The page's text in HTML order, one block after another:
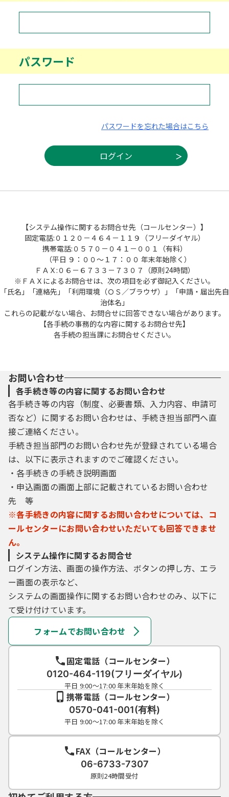
パスワード
パスワードを忘れた場合はこちら
【システム操作に関するお問合せ先（コールセンター）】
固定電話:０１２０－４６４－１１９（フリーダイヤル）
携帯電話:０５７０－０４１－００１（有料）
（平日 ９：００～１７：００ 年末年始除く）
ＦＡＸ:０６－６７３３－７３０７（原則24時間）
※ＦＡＸによるお問合せは、次の項目を必ず御記入ください。
「氏名」「連絡先」「利用環境（ＯＳ／ブラウザ）」「申請・届出先自
治体名」
これらの記載がない場合、お問合せに回答できない場合があります。
【各手続の事務的な内容に関するお問合せ先】
各手続の担当課にお問合せください。
お問い合わせ
各手続き等の内容に関するお問い合わせ
各手続き等の内容（制度、必要書類、入力内容、申請可
否など）に関するお問い合わせは、手続き担当部門へ直
接ご連絡ください。
手続き担当部門のお問い合わせ先が登録されている場合
は、以下に表示されますのでご確認ください。
・各手続きの手続き説明画面
・申込画面の画面上部に記載されているお問い合わせ
先 等
※各手続きの内容に関するお問い合わせについては、コ
ールセンターにお問い合わせいただいても回答できませ
ん。
システム操作に関するお問合せ
ログイン方法、画面の操作方法、ボタンの押し方、エラ
ー画面の表示など、
システムの画面操作に関するお問い合わせのみ、以下に
て受け付けています。
フォームでお問い合わせ
固定電話（コールセンター）
0120-464-119(フリーダイヤル)
平日 9:00～17:00 年末年始を除く
携帯電話（コールセンター）
0570-041-001(有料)
平日 9:00～17:00 年末年始を除く
FAX（コールセンター）
06-6733-7307
原則24時間受付